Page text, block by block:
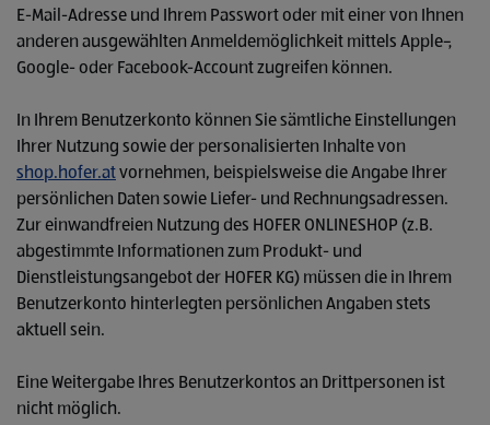
E-Mail-Adresse und Ihrem Passwort oder mit einer von Ihnen
anderen ausgewählten Anmeldemöglichkeit mittels Apple-,
Google- oder Facebook-Account zugreifen können.
In Ihrem Benutzerkonto können Sie sämtliche Einstellungen
Ihrer Nutzung sowie der personalisierten Inhalte von
shop.hofer.atvornehmen, beispielsweise die Angabe Ihrer
persönlichen Daten sowie Liefer- und Rechnungsadressen.
Zur einwandfreien Nutzung des HOFER ONLINESHOP (z.B.
abgestimmte Informationen zum Produkt- und
Dienstleistungsangebot der HOFER KG) müssen die in Ihrem
Benutzerkonto hinterlegten persönlichen Angaben stets
aktuell sein.
Eine Weitergabe Ihres Benutzerkontos an Drittpersonen ist
nicht möglich.